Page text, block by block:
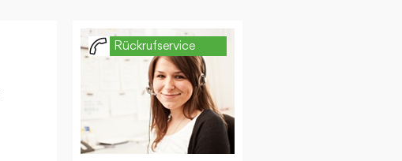
Rückrufservice